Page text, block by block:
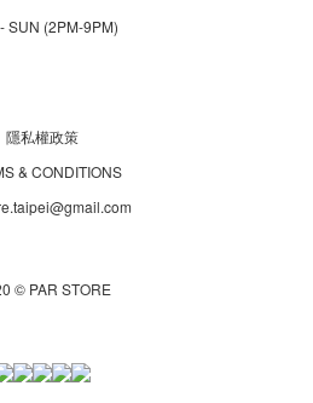
SUN (2PM-9PM)
隱私權政策
& CONDITIONS
© PAR STORE